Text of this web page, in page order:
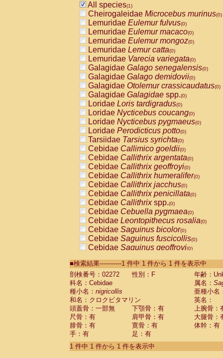
All species(1)
Cheirogaleidae Microcebus murinus(0)
Lemuridae Eulemur fulvus(0)
Lemuridae Eulemur macaco(0)
Lemuridae Eulemur mongoz(0)
Lemuridae Lemur catta(0)
Lemuridae Varecia variegata(0)
Galagidae Galago senegalensis(0)
Galagidae Galago demidovii(0)
Galagidae Otolemur crassicaudatus(0)
Galagidae Galagidae spp.(0)
Loridae Loris tardigradus(0)
Loridae Nycticebus coucang(0)
Loridae Nycticebus pygmaeus(0)
Loridae Perodicticus potto(0)
Tarsiidae Tarsius syrichta(0)
Cebidae Callimico goeldii(0)
Cebidae Callithrix argentata(0)
Cebidae Callithrix geoffroyi(0)
Cebidae Callithrix humeralifer(0)
Cebidae Callithrix jacchus(0)
Cebidae Callithrix penicillata(0)
Cebidae Callithrixspp.(0)
Cebidae Cebuella pygmaea(0)
Cebidae Leontopithecus rosalia(0)
Cebidae Saguinus bicolor(0)
Cebidae Saguinus fuscicollis(0)
Cebidae Saguinus geoffroyi(0)
CebidaeSaguinus labiatus(0)
Cebidae Saguinus leucopus (0)
Cebidae
CebidaeSaguinus mystax
CebidaeSaguinus nigricollis (1)
Cebidae Saguinus oedipus
Cebidae Saguinus weddelli
Cebidae Saguinusspp.
Cebidae Aotus trivirgatus
Cebidae Cebus albifrons
■検索結果-----------1 件中 1 件から 1 件を表示中
剖検番号：02272
性別：F
年齢：
科名：Cebidae
属名：
種小名： nigricollis
亜種小名
和名：クロクビタマリン
英名：
頭蓋骨：一部無
下顎骨：有
上腕骨：
尺骨：有
肩甲骨：有
大腿骨：
腓骨：有
寛骨：有
体幹：有
手：有
足：有
1 件中 1 件から 1 件を表示中